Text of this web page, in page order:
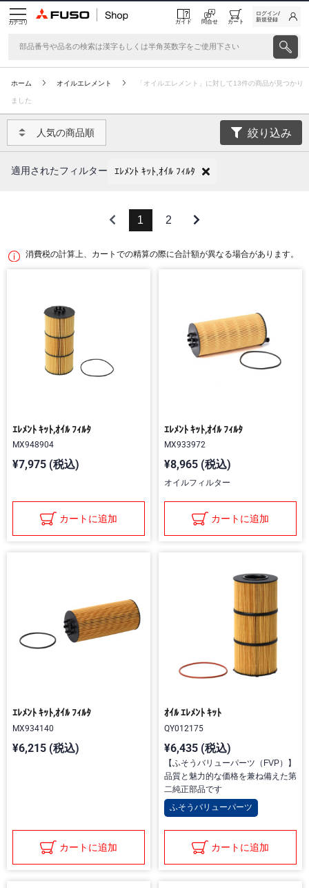
カテゴリ ガイド 問合せ カート
ログイン/
新規登録
ホーム オイルエレメント 「オイルエレメント」に対して13件の商品が見つかり
ました
人気の商品順 絞り込み
適用されたフィルター ｴﾚﾒﾝﾄ ｷｯﾄ,ｵｲﾙ ﾌｨﾙﾀ
1 2
消費税の計算上、カートでの精算の際に合計額が異なる場合があります。
ｴﾚﾒﾝﾄ ｷｯﾄ,ｵｲﾙ ﾌｨﾙﾀ
MX948904
¥7,975 (税込)
カートに追加
ｴﾚﾒﾝﾄ ｷｯﾄ,ｵｲﾙ ﾌｨﾙﾀ
MX933972
¥8,965 (税込)
オイルフィルター
カートに追加
ｴﾚﾒﾝﾄ ｷｯﾄ,ｵｲﾙ ﾌｨﾙﾀ
MX934140
¥6,215 (税込)
カートに追加
ｵｲﾙ ｴﾚﾒﾝﾄ ｷｯﾄ
QY012175
¥6,435 (税込)
【ふそうバリューパーツ（FVP）】
品質と魅力的な価格を兼ね備えた第
二純正部品です
ふそうバリューパーツ
カートに追加